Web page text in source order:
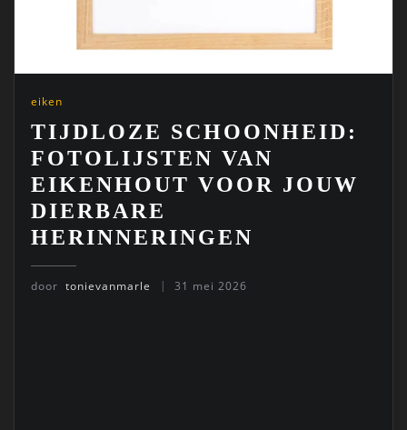
eiken
TIJDLOZE SCHOONHEID:
FOTOLIJSTEN VAN
EIKENHOUT VOOR JOUW
DIERBARE
HERINNERINGEN
door tonievanmarle 31 mei 2026